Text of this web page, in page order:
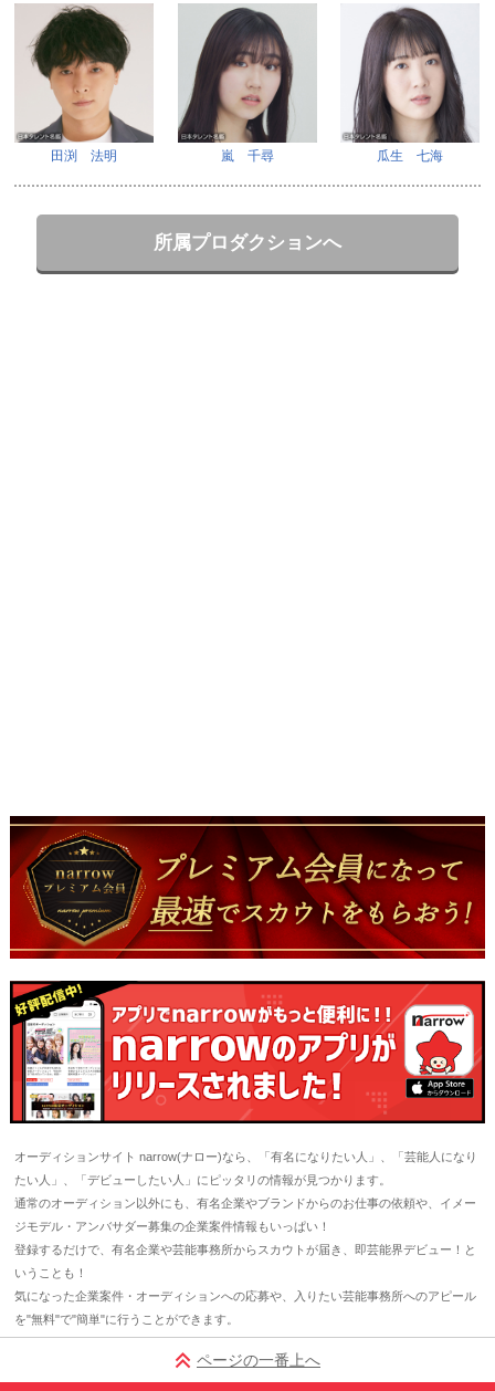
田渕 法明 嵐 千尋 瓜生 七海
所属プロダクションへ
オーディションサイト narrow(ナロー)なら、「有名になりたい人」、「芸能人になり
たい人」、「デビューしたい人」にピッタリの情報が見つかります。
通常のオーディション以外にも、有名企業やブランドからのお仕事の依頼や、イメー
ジモデル・アンバサダー募集の企業案件情報もいっぱい！
登録するだけで、有名企業や芸能事務所からスカウトが届き、即芸能界デビュー！と
いうことも！
気になった企業案件・オーディションへの応募や、入りたい芸能事務所へのアピール
を"無料"で"簡単"に行うことができます。
ページの一番上へ